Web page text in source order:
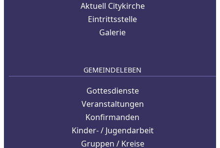
Aktuell Citykirche
Eintrittsstelle
Galerie
GEMEINDELEBEN
Gottesdienste
Veranstaltungen
Konfirmanden
Kinder- / Jugendarbeit
Gruppen / Kreise